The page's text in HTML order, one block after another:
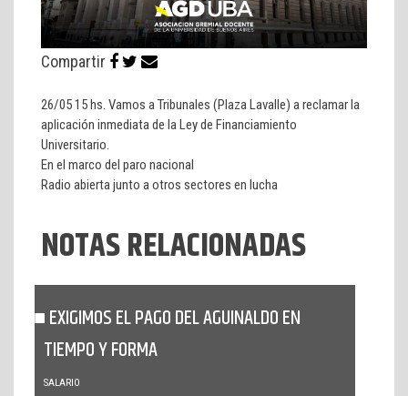
Compartir
26/05 15 hs. Vamos a Tribunales (Plaza Lavalle) a reclamar la
aplicación inmediata de la Ley de Financiamiento
Universitario.
En el marco del paro nacional
Radio abierta junto a otros sectores en lucha
NOTAS RELACIONADAS
EXIGIMOS EL PAGO DEL AGUINALDO EN
TIEMPO Y FORMA
SALARIO